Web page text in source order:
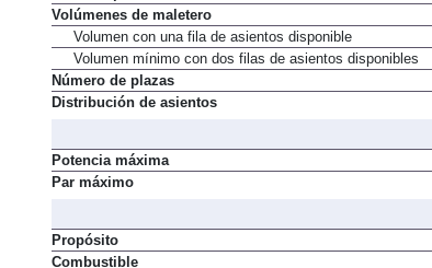
Filtro de partículas
Volúmenes de maletero
Volumen con una fila de asientos disponible
Volumen mínimo con dos filas de asientos disponibles
Número de plazas
Potencia máxima
Propósito